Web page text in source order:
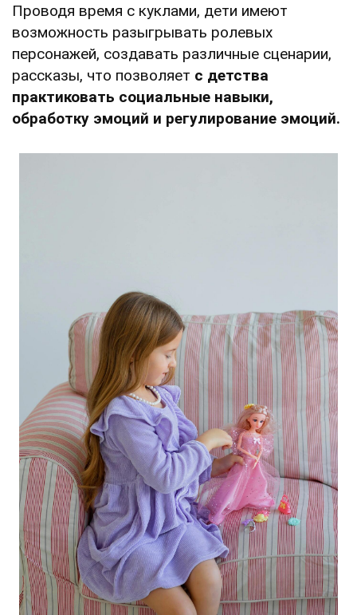
Проводя время с куклами, дети имеют
возможность разыгрывать ролевых
персонажей, создавать различные сценарии,
рассказы, что позволяет с детства
практиковать социальные навыки,
обработку эмоций и регулирование эмоций.